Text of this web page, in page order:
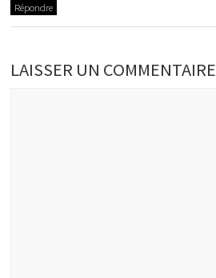
Répondre
LAISSER UN COMMENTAIRE